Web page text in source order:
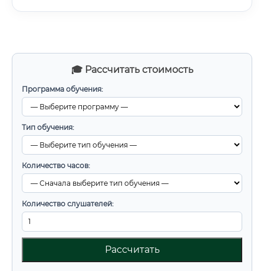
🎓 Рассчитать стоимость
Программа обучения:
Тип обучения:
Количество часов:
Количество слушателей:
Рассчитать